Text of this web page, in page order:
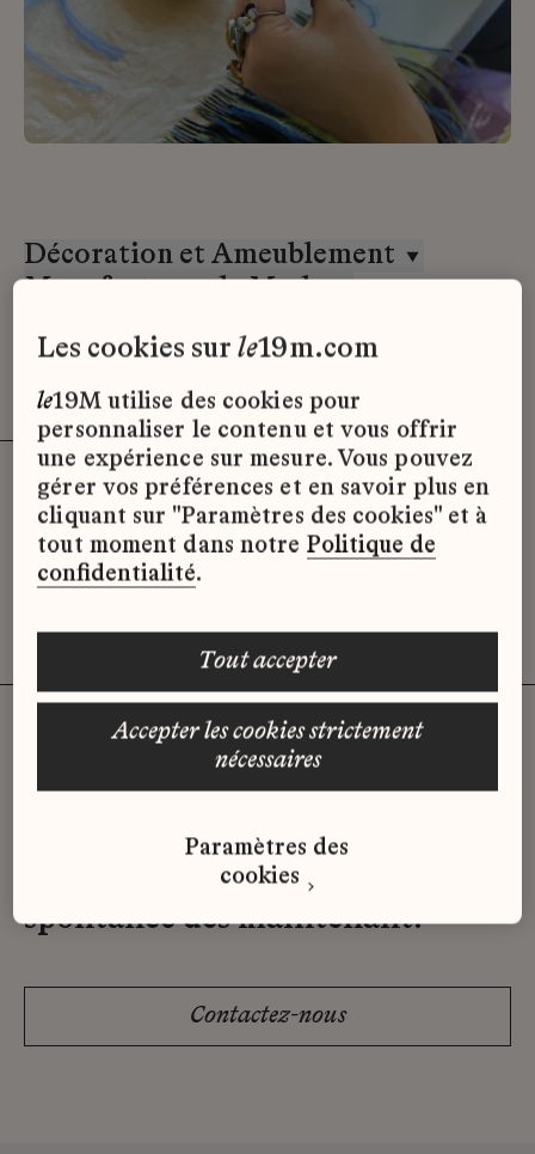
Décoration et Ameublement
Manufactures de Mode
Désolé, il semble qu’il n’y ait pas
d’offres d’emploi disponibles pour le
moment.
Vous n'avez pas trouvé d'offre
qui correspond à votre profil ?
Envoyez-nous votre candidature
spontanée dès maintenant.
Contactez-nous
les cookies surle19m.com
le19M utilise des cookies pour
personnaliser le contenu et vous offrir
une expérience sur mesure. Vous pouvez
gérer vos préférences et en savoir plus en
cliquant sur "Paramètres des cookies" et à
tout moment dans notre Politique de
confidentialité.
accepter les cookies strictement
nécessaires
tout accepter
Paramètres des
cookies